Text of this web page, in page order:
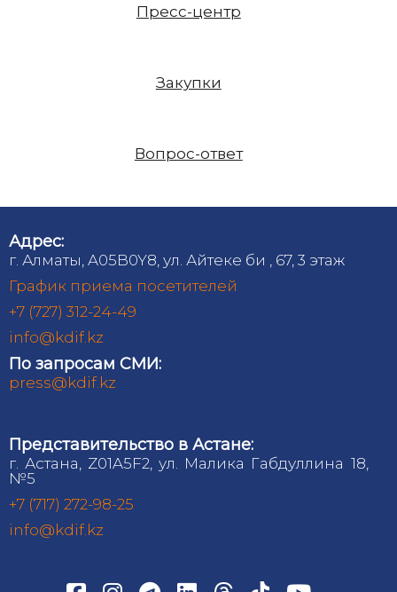
Пресс-центр
Закупки
Вопрос-ответ
Адрес:
г. Алматы, A05B0Y8, ул. Айтеке би , 67, 3 этаж
График приема посетителей
+7 (727) 312-24-49
info@kdif.kz
По запросам СМИ:
press@kdif.kz
Представительство в Астане:
г. Астана, Z01A5F2, ул. Малика Габдуллина 18,
№5
+7 (717) 272-98-25
info@kdif.kz